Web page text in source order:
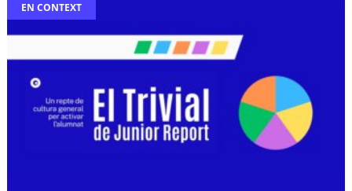
EN CONTEXT